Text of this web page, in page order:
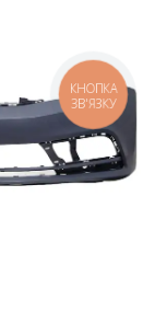
КНОПКА
ЗВ'ЯЗКУ